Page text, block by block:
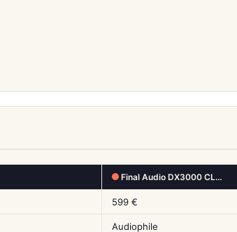
Final Audio DX3000 CL…
599 €
Audiophile